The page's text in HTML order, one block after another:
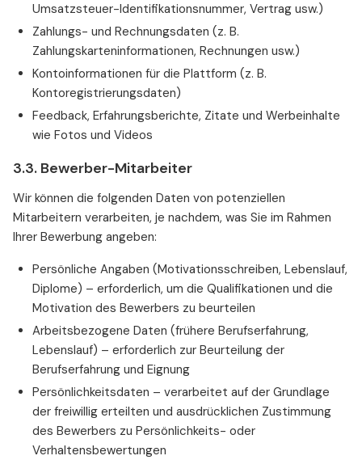
Umsatzsteuer-Identifikationsnummer, Vertrag usw.)
Zahlungs- und Rechnungsdaten (z. B.
Zahlungskarteninformationen, Rechnungen usw.)
Kontoinformationen für die Plattform (z. B.
Kontoregistrierungsdaten)
Feedback, Erfahrungsberichte, Zitate und Werbeinhalte
wie Fotos und Videos
3.3. Bewerber-Mitarbeiter
Wir können die folgenden Daten von potenziellen
Mitarbeitern verarbeiten, je nachdem, was Sie im Rahmen
Ihrer Bewerbung angeben:
Persönliche Angaben (Motivationsschreiben, Lebenslauf,
Diplome) – erforderlich, um die Qualifikationen und die
Motivation des Bewerbers zu beurteilen
Arbeitsbezogene Daten (frühere Berufserfahrung,
Lebenslauf) – erforderlich zur Beurteilung der
Berufserfahrung und Eignung
Persönlichkeitsdaten – verarbeitet auf der Grundlage
der freiwillig erteilten und ausdrücklichen Zustimmung
des Bewerbers zu Persönlichkeits- oder
Verhaltensbewertungen